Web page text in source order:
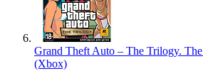
Grand Theft Auto – The Trilogy.
(Xbox)